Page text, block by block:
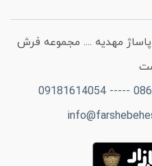
.. بازار ... بین گذر 2 و 3 ... پاساژ مهدیه .... مجموعه فرش